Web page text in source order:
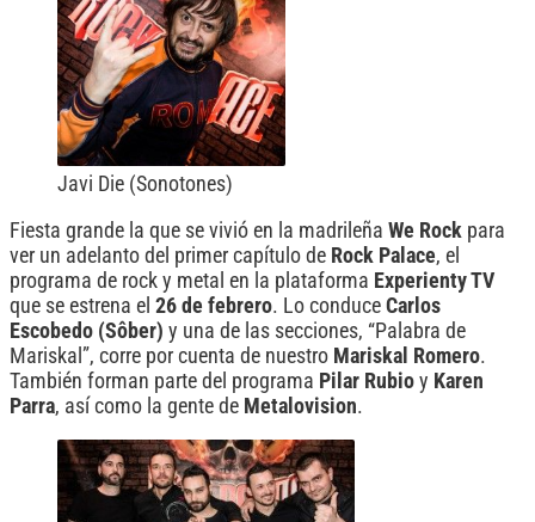
Javi Die (Sonotones)
Fiesta grande la que se vivió en la madrileña We Rock para
ver un adelanto del primer capítulo de Rock Palace, el
programa de rock y metal en la plataforma Experienty TV
que se estrena el 26 de febrero. Lo conduce Carlos
Escobedo (Sôber) y una de las secciones, “Palabra de
Mariskal”, corre por cuenta de nuestro Mariskal Romero.
También forman parte del programa Pilar Rubio y Karen
Parra, así como la gente de Metalovision.